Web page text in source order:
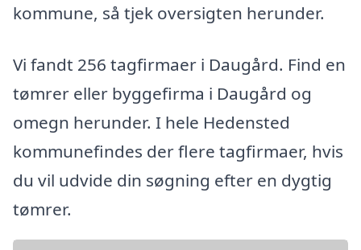
kommune, så tjek oversigten herunder.
Vi fandt 256 tagfirmaer i Daugård. Find en
tømrer eller byggefirma i Daugård og
omegn herunder. I hele Hedensted
kommunefindes der flere tagfirmaer, hvis
du vil udvide din søgning efter en dygtig
tømrer.